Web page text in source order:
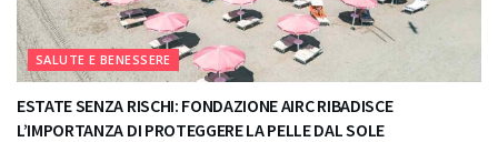
SALUTE E BENESSERE
ESTATE SENZA RISCHI: FONDAZIONE AIRC RIBADISCE
L’IMPORTANZA DI PROTEGGERE LA PELLE DAL SOLE